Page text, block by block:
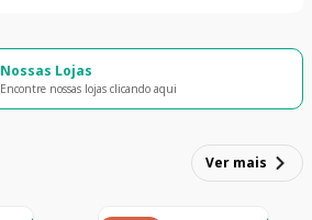
Nossas Lojas
Encontre nossas lojas clicando aqui
Ver mais